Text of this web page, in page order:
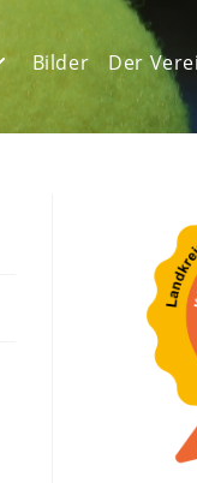
Bilder Der